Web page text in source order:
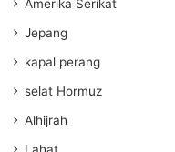
Amerika Serikat
Jepang
kapal perang
selat Hormuz
Alhijrah